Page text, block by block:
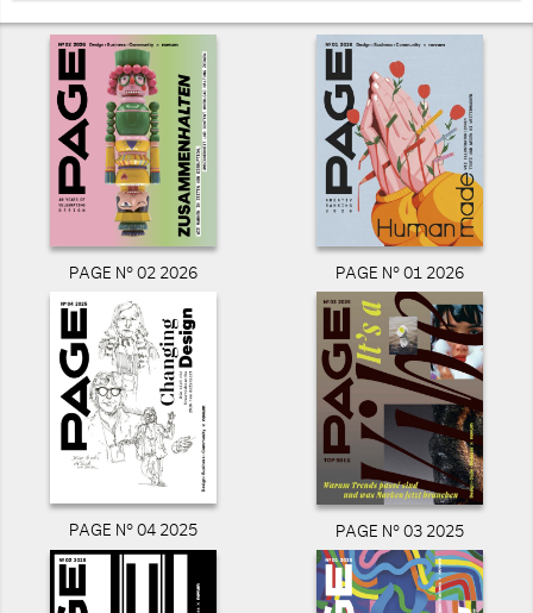
PAGE N° 02 2026 PAGE N° 01 2026
PAGE N° 04 2025 PAGE N° 03 2025